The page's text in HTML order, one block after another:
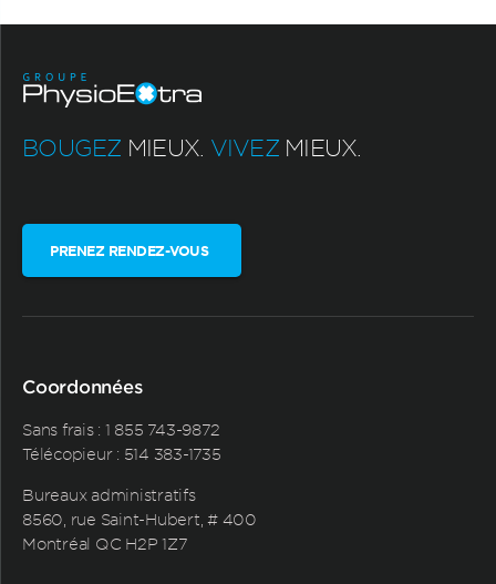
BOUGEZ MIEUX. VIVEZ MIEUX.
PRENEZ RENDEZ-VOUS
Coordonnées
Sans frais : 1 855 743-9872
Télécopieur : 514 383-1735
Bureaux administratifs
8560, rue Saint-Hubert, # 400
Montréal QC H2P 1Z7